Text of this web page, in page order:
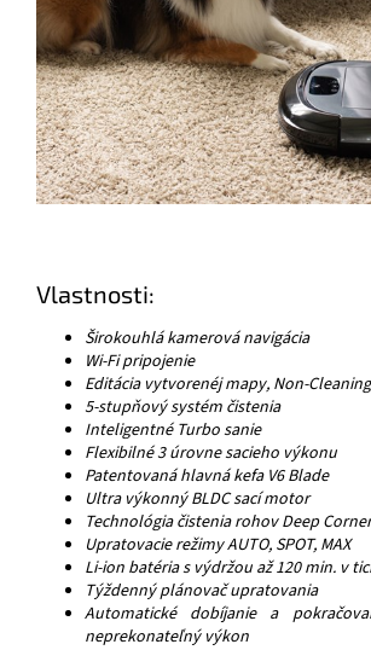
Vlastnosti:
Širokouhlá kamerová navigácia
Wi-Fi pripojenie
Editácia vytvorenéj mapy, Non-
5-stupňový systém čistenia
Inteligentné Turbo sanie
Flexibilné 3 úrovne sacieho výkonu
Patentovaná hlavná kefa V6 Blade
Ultra výkonný BLDC sací motor
Technológia čistenia rohov Deep Corner
Upratovacie režimy AUTO, SPOT, MAX
Li-ion batéria s výdržou až 120 min. v
Týždenný plánovač upratovania
Automatické dobíjanie a
neprekonateľný výkon